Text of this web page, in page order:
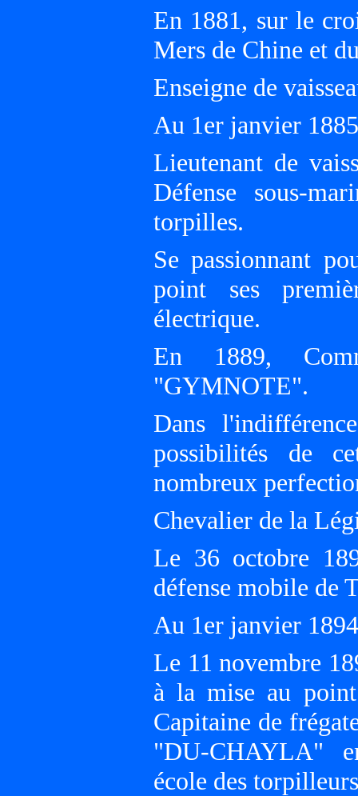
En 1881, sur le
Mers de Chine et
Enseigne de
Au 1er janvier
Lieutenant de
Défense sous-
torpilles.
Se passionnant
point ses
électrique.
En 1889,
"GYMNOTE".
Dans
possibilités de
nombreux
Chevalier de la
Le 36 octobre
défense mobile de
Au 1er janvier
Le 11 novembre
à la mise au
Capitaine de
"DU-CHAYLA"
école des